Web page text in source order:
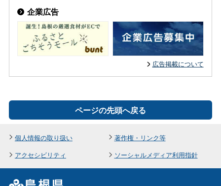
企業広告
広告掲載について
ページの先頭へ戻る
個人情報の取り扱い
著作権・リンク等
アクセシビリティ
ソーシャルメディア利用指針